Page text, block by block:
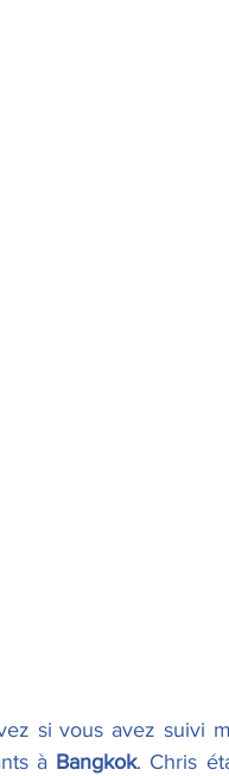
si vous avez suivi
à Bangkok. Chris